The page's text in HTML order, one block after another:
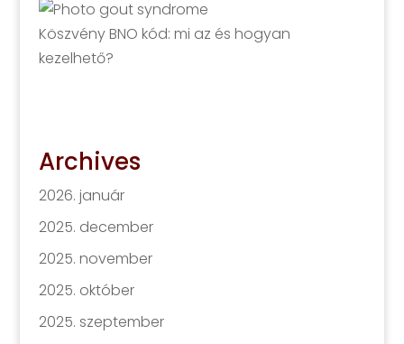
Köszvény BNO kód: mi az és hogyan
kezelhető?
Archives
2026. január
2025. december
2025. november
2025. október
2025. szeptember